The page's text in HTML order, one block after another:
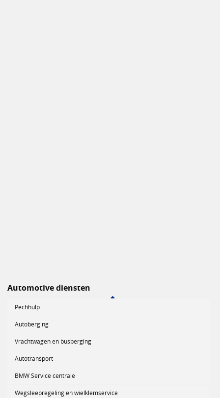
Automotive diensten
Pechhulp
Autoberging
Vrachtwagen en busberging
Autotransport
BMW Service centrale
Wegsleepregeling en wielklemservice